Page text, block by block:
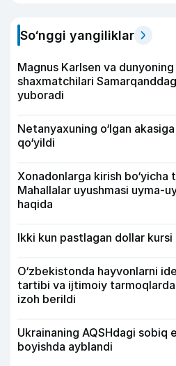
So‘nggi yangiliklar
Magnus Karlsen va
shaxmatchilari
yuboradi
Netanyaxuning o‘lgan
qo‘yildi
Xonadonlarga kirish
Mahallalar uyushmasi uyma-
haqida
Ikki kun pastlagan dollar kursi
O‘zbekistonda hayvonlarni
tartibi va ijtimoiy
izoh berildi
Ukrainaning AQSHdagi sobiq
boyishda ayblandi